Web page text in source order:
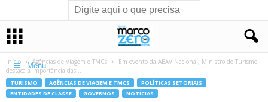
Menu
Início Agências de Viagem e TMCs
Em evento da ABAV Nacional, Ministro do Turismo
destaca a importância das...
TURISMO AGÊNCIAS DE VIAGEM E TMCS
POLÍTICAS SETORIAIS
ENTIDADES DE CLASSE
GOVERNOS NOTÍCIAS